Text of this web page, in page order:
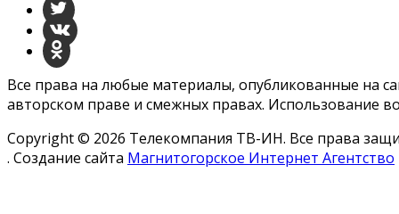
Все права на любые материалы, опубликованные на
авторском праве и смежных правах. Использование
Copyright © 2026 Телекомпания ТВ-ИН. Все права
. Создание сайта Магнитогорское Интернет Агентство